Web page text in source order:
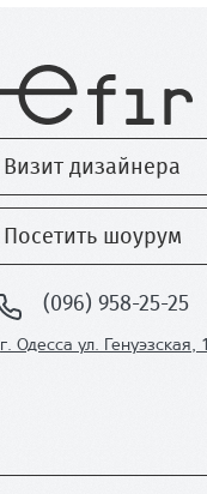
г. Одесса ул. Генуэзская, 1
(096) 958-25-25
Посетить шоурум
Визит дизайнера